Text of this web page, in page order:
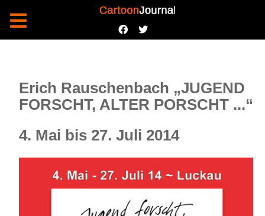
Erich Rauschenbach „JUGEND
FORSCHT, ALTER PORSCHT ...“
4. Mai bis 27. Juli 2014